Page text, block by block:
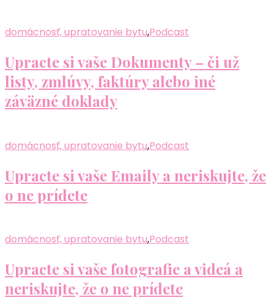
domácnosť, upratovanie bytu,Podcast
Upracte si vaše Dokumenty – či už
listy, zmlúvy, faktúry alebo iné
záväzné doklady
domácnosť, upratovanie bytu,Podcast
Upracte si vaše Emaily a neriskujte, že
o ne prídete
domácnosť, upratovanie bytu,Podcast
Upracte si vaše fotografie a videá a
neriskujte, že o ne prídete